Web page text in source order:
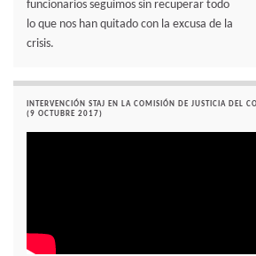
funcionarios seguimos sin recuperar todo
lo que nos han quitado con la excusa de la
crisis.
INTERVENCIÓN STAJ EN LA COMISIÓN DE JUSTICIA DEL
(9 OCTUBRE 2017)